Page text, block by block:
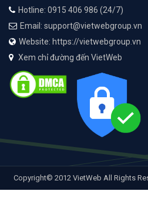
Hotline: 0915 406 986 (24/7)
Email: support@vietwebgroup.vn
Website: https://vietwebgroup.vn
Xem chỉ đường đến VietWeb
Copyright© 2012 VietWeb All Rights